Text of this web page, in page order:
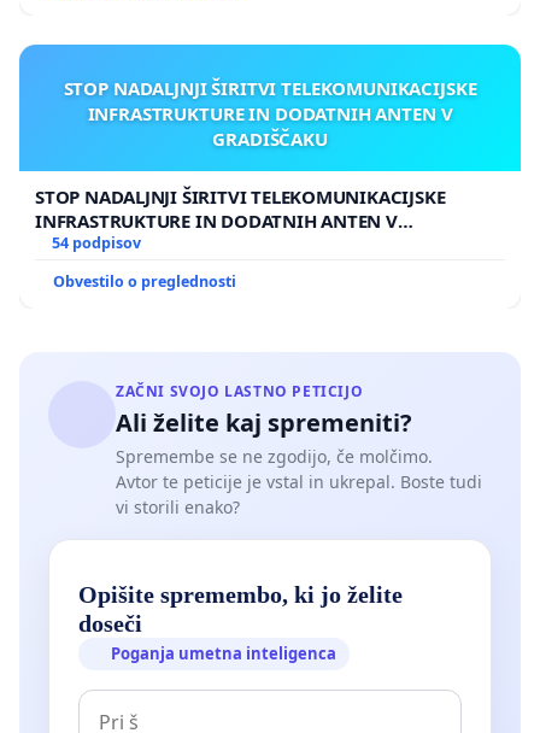
STOP NADALJNJI ŠIRITVI TELEKOMUNIKACIJSKE
INFRASTRUKTURE IN DODATNIH ANTEN V
GRADIŠČAKU
STOP NADALJNJI ŠIRITVI TELEKOMUNIKACIJSKE
INFRASTRUKTURE IN DODATNIH ANTEN V
GRADIŠČAKU
54 podpisov
Obvestilo o preglednosti
ZAČNI SVOJO LASTNO PETICIJO
Ali želite kaj spremeniti?
Spremembe se ne zgodijo, če molčimo.
Avtor te peticije je vstal in ukrepal. Boste tudi
vi storili enako?
Opišite spremembo, ki jo želite
doseči
Poganja umetna inteligenca